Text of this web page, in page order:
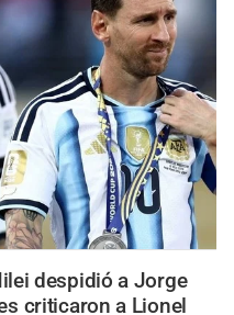
despidió a Jorge
criticaron a Lionel